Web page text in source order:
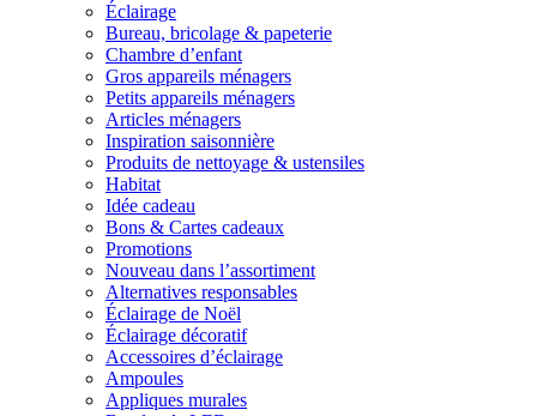
Éclairage
Bureau, bricolage & papeterie
Chambre d’enfant
Gros appareils ménagers
Petits appareils ménagers
Articles ménagers
Inspiration saisonnière
Produits de nettoyage & ustensiles
Habitat
Idée cadeau
Bons & Cartes cadeaux
Promotions
Nouveau dans l’assortiment
Alternatives responsables
Éclairage de Noël
Éclairage décoratif
Accessoires d’éclairage
Ampoules
Appliques murales